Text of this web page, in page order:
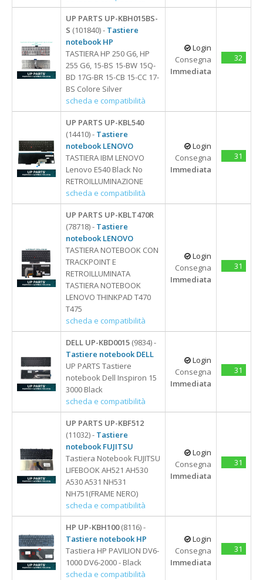
UP PARTS UP-KBH015BS-
S (101840) - Tastiere
notebook HP
TASTIERA HP 250 G6, HP
255 G6, 15-BS 15-BW 15Q-
BD 17G-BR 15-CB 15-CC 17-
BS Colore Silver
scheda e compatibilità
Login
Consegna
Immediata
32
UP PARTS UP-KBL540
(14410) - Tastiere
notebook LENOVO
TASTIERA IBM LENOVO
Lenovo E540 Black No
RETROILLUMINAZIONE
scheda e compatibilità
Login
Consegna
Immediata
31
UP PARTS UP-KBLT470R
(78718) - Tastiere
notebook LENOVO
TASTIERA NOTEBOOK CON
TRACKPOINT E
RETROILLUMINATA
TASTIERA NOTEBOOK
LENOVO THINKPAD T470
T475
scheda e compatibilità
Login
Consegna
Immediata
31
DELL UP-KBD0015 (9834) -
Tastiere notebook DELL
UP PARTS Tastiere
notebook Dell Inspiron 15
3000 Black
scheda e compatibilità
Login
Consegna
Immediata
31
UP PARTS UP-KBF512
(11032) - Tastiere
notebook FUJITSU
Tastiera Notebook FUJITSU
LIFEBOOK AH521 AH530
A530 A531 NH531
NH751(FRAME NERO)
scheda e compatibilità
Login
Consegna
Immediata
31
HP UP-KBH100(8116) -
Tastiere notebook HP
Tastiera HP PAVILION DV6-
1000 DV6-2000 - Black
scheda e compatibilità
Login
Consegna
Immediata
31